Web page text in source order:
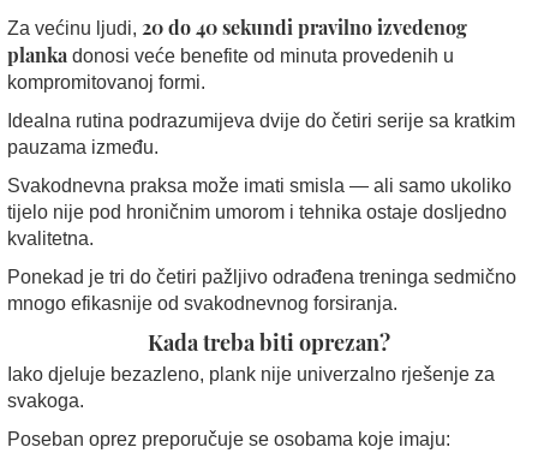
Za većinu ljudi, 20 do 40 sekundi pravilno izvedenog
planka donosi veće benefite od minuta provedenih u
kompromitovanoj formi.
Idealna rutina podrazumijeva dvije do četiri serije sa kratkim
pauzama između.
Svakodnevna praksa može imati smisla — ali samo ukoliko
tijelo nije pod hroničnim umorom i tehnika ostaje dosljedno
kvalitetna.
Ponekad je tri do četiri pažljivo odrađena treninga sedmično
mnogo efikasnije od svakodnevnog forsiranja.
Kada treba biti oprezan?
Iako djeluje bezazleno, plank nije univerzalno rješenje za
svakoga.
Poseban oprez preporučuje se osobama koje imaju: